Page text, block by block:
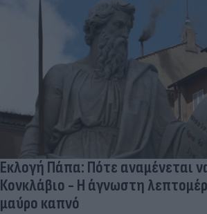
Εκλογή Πάπα: Πότε αναμένεται
Κονκλάβιο - Η άγνωστη
μαύρο καπνό